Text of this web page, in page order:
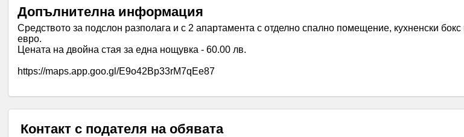
Допълнителна информация
Средството за подслон разполага и с 2 апартамента с отделно спално помещение, кухненски
евро.
Цената на двойна стая за една нощувка - 60.00 лв.
https://maps.app.goo.gl/E9o42Bp33rM7qEe87
Контакт с подателя на обявата